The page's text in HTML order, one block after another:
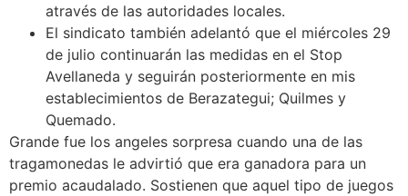
através de las autoridades locales.
El sindicato también adelantó que el miércoles 29
de julio continuarán las medidas en el Stop
Avellaneda y seguirán posteriormente en mis
establecimientos de Berazategui; Quilmes y
Quemado.
Grande fue los angeles sorpresa cuando una de las
tragamonedas le advirtió que era ganadora para un
premio acaudalado. Sostienen que aquel tipo de juegos